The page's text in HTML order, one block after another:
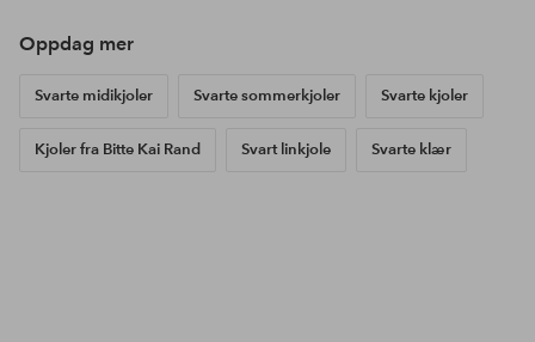
Oppdag mer
Svarte midikjoler Svarte sommerkjoler Svarte kjoler
Kjoler fra Bitte Kai Rand Svart linkjole Svarte klær